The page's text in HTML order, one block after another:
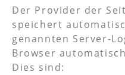
Der Provider der
speichert
genannten Server-
Browser
Dies sind: